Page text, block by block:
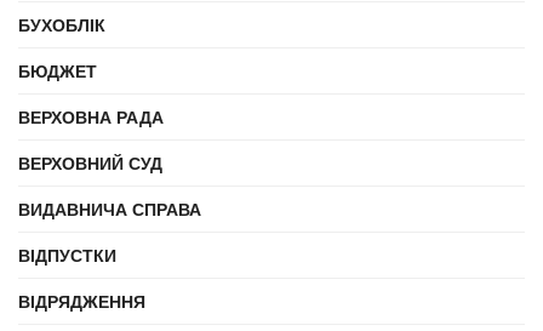
БУХОБЛІК
БЮДЖЕТ
ВЕРХОВНА РАДА
ВЕРХОВНИЙ СУД
ВИДАВНИЧА СПРАВА
ВІДПУСТКИ
ВІДРЯДЖЕННЯ